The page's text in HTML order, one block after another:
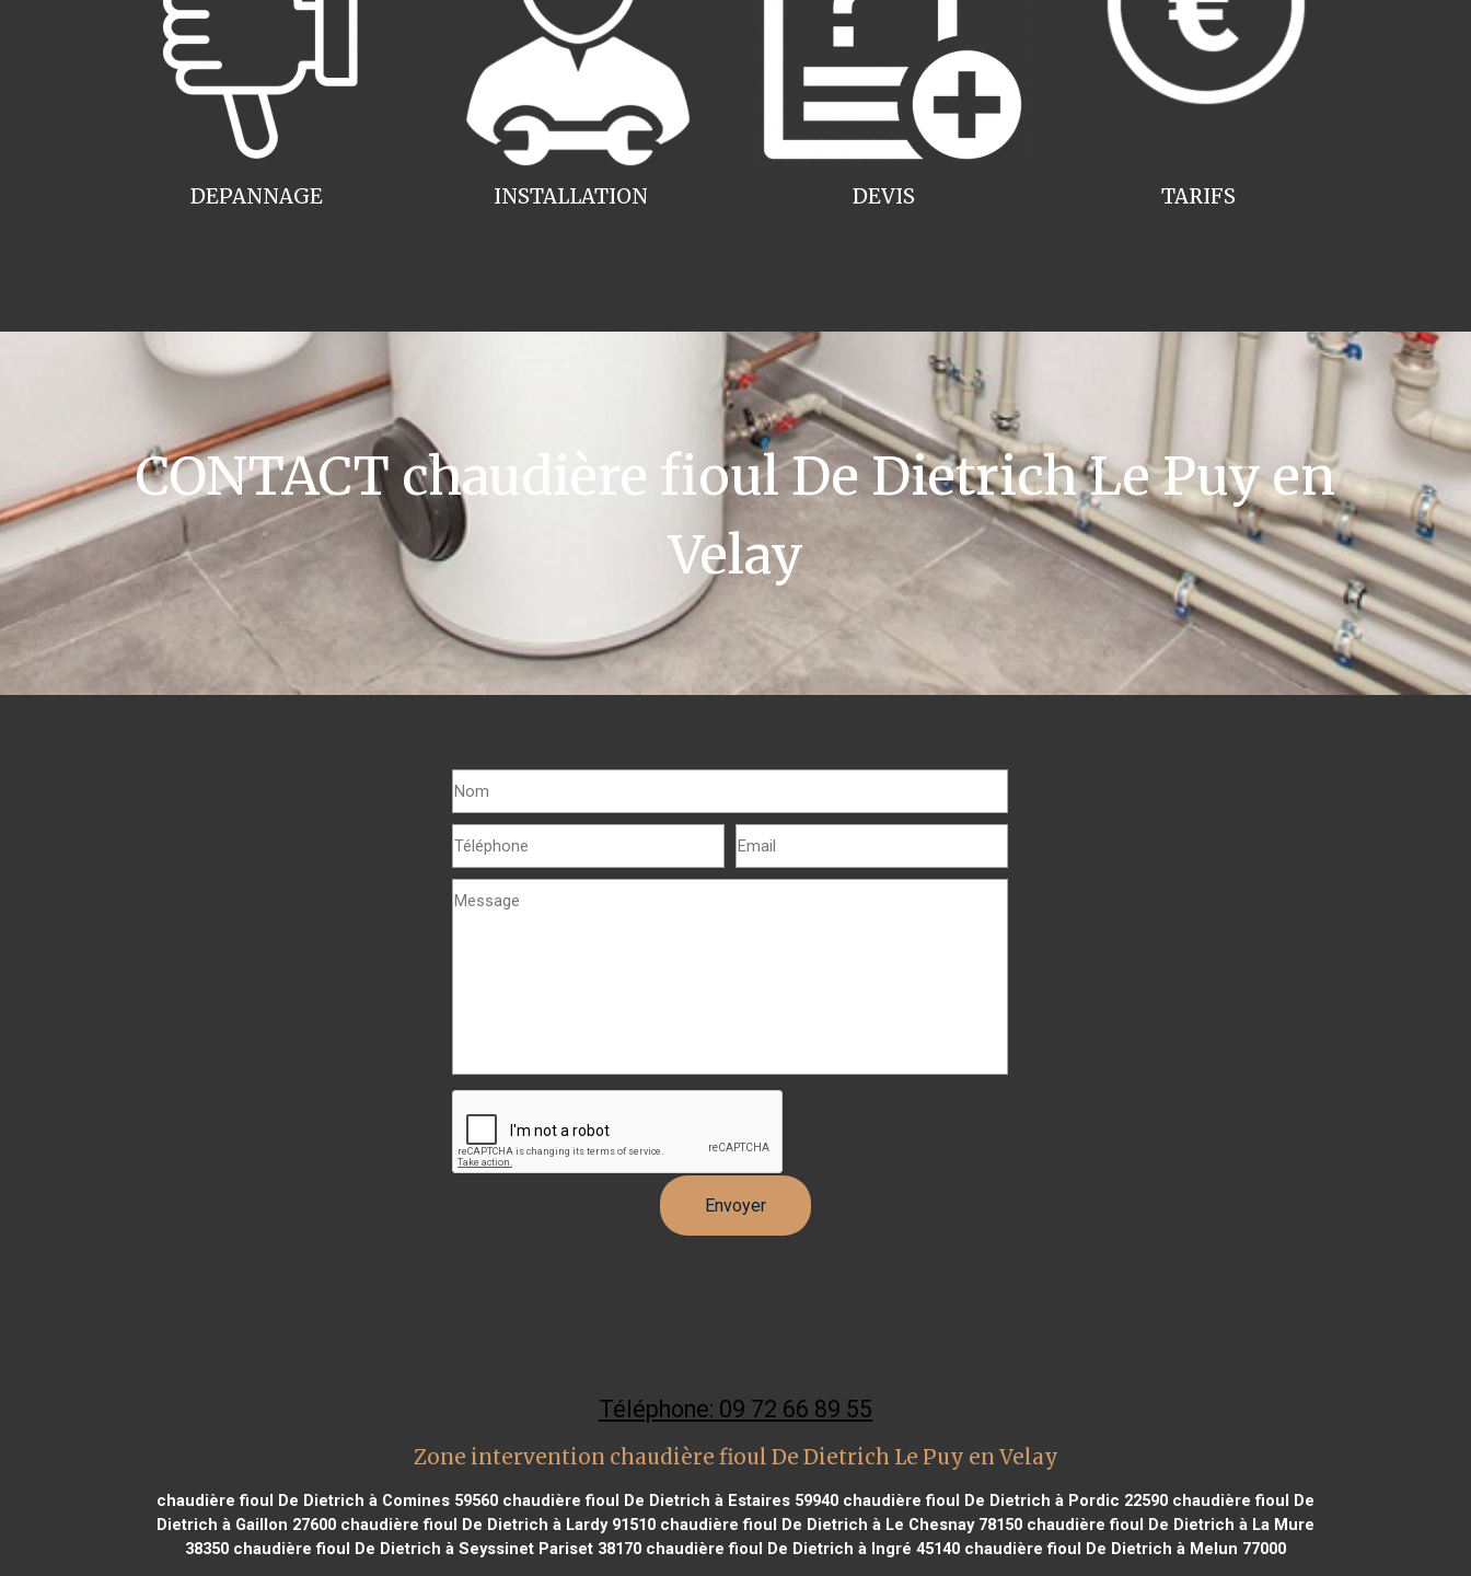
INSTALLATION
DEPANNAGE TARIFS
DEVIS
CONTACT chaudière fioul De Dietrich Le Puy en
Velay
Téléphone: 09 72 66 89 55
Zone intervention chaudière fioul De Dietrich Le Puy en Velay
chaudière fioul De Dietrich à Comines 59560 chaudière fioul De Dietrich à Estaires 59940 chaudière fioul De Dietrich à Pordic 22590 chaudière fioul De
Dietrich à Gaillon 27600 chaudière fioul De Dietrich à Lardy 91510 chaudière fioul De Dietrich à Le Chesnay 78150 chaudière fioul De Dietrich à La Mure
38350 chaudière fioul De Dietrich à Seyssinet Pariset 38170 chaudière fioul De Dietrich à Ingré 45140 chaudière fioul De Dietrich à Melun 77000